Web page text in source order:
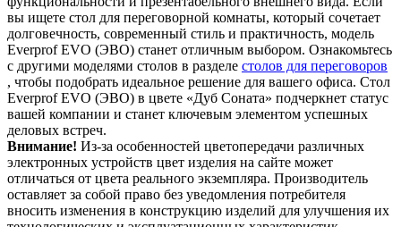
вы ищете стол для переговорной комнаты, который сочетает
долговечность, современный стиль и практичность, модель
Everprof EVO (ЭВО) станет отличным выбором. Ознакомьтесь
с другими моделями столов в разделе столов для переговоров
, чтобы подобрать идеальное решение для вашего офиса. Стол
Everprof EVO (ЭВО) в цвете «Дуб Соната» подчеркнет статус
вашей компании и станет ключевым элементом успешных
деловых встреч.
Внимание! Из-за особенностей цветопередачи различных
электронных устройств цвет изделия на сайте может
отличаться от цвета реального экземпляра. Производитель
оставляет за собой право без уведомления потребителя
вносить изменения в конструкцию изделий для улучшения их